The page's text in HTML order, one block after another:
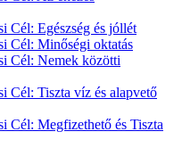
Cél: Egészség és jóllét
Cél: Minőségi oktatás
Cél: Nemek közötti
Cél: Tiszta víz és alapvető
Cél: Megfizethető és Tiszta